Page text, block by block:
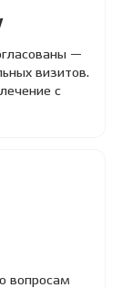
—
визитов.
с
вопросам